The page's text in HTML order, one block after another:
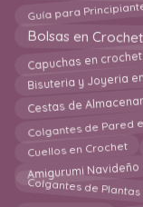
Guía para
Bolsas en Crochet
Capuchas en crochet
Bisuteria y Joyeria
Cestas de
Colgantes de Pared
Cuellos en Crochet
Amigurumi Navideño
Colgantes de